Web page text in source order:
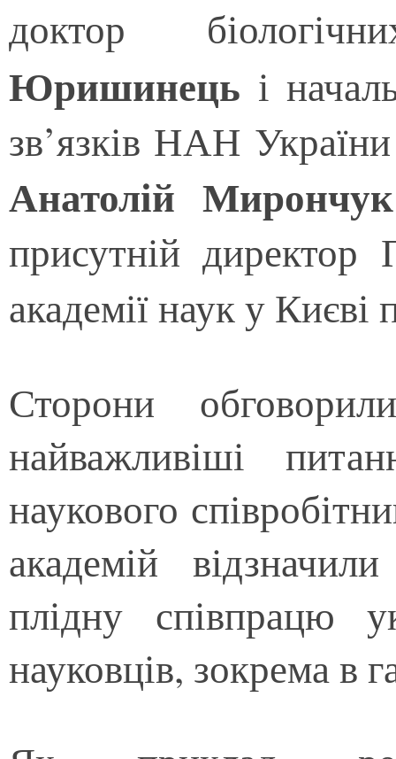
доктор
Юришинець і
зв’язків НАН
Анатолій Мирончук
присутній директор
академії наук у
Сторони
найважливіші
наукового
академій
плідну співпрацю
науковців, зокрема в